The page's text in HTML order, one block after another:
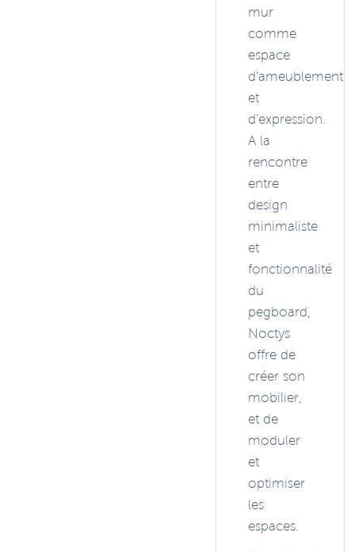
mur
comme
espace
d’ameublement
et
d’expression.
A la
rencontre
entre
design
minimaliste
et
fonctionnalité
du
pegboard,
Noctys
offre de
créer son
mobilier,
et de
moduler
et
optimiser
les
espaces.